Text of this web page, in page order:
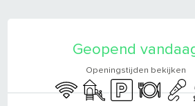
Geopend
Openingstijden bekijken
Wifi Kinderspelen /
Parkeerplaats
Restaurant